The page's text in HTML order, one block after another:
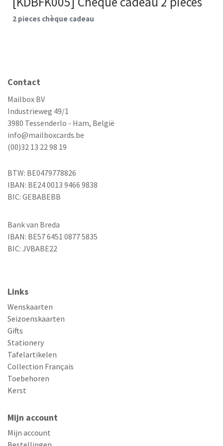
2 pieces chèque cadeau
Contact
Mailbox BV
Industrieweg 49/1
3980 Tessenderlo - Ham, België
info@mailboxcards.be
(00)32 13 22 98 19
BTW: BE0479778826
IBAN: BE24 0013 9466 9838
BIC: GEBABEBB
Bank van Breda
IBAN: BE57 6451 0877 5835
BIC: JVBABE22
Links
Wenskaarten
Seizoenskaarten
Gifts
Stationery
Tafelartikelen
Collection Français
Toebehoren
Kerst
Mijn account
Mijn account